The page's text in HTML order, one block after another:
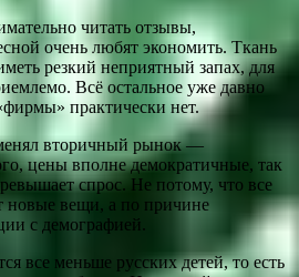
читать отзывы,
очень любят экономить. Ткань
резкий неприятный запах, для
Всё остальное уже давно
практически нет.
вторичный рынок —
цены вполне демократичные, так
спрос. Не потому, что все
новые вещи, а по причине
с демографией.
все меньше русских детей, то есть